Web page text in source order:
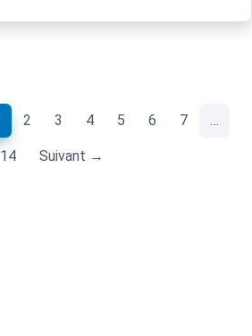
(current)
2 3 4 5 6 7 …
14 Suivant →